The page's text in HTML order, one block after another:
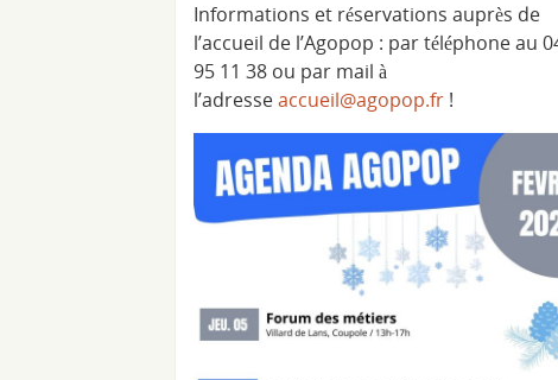
Informations et réservations auprès de
l’accueil de l’Agopop : par téléphone au
95 11 38 ou par mail à
l’adresseaccueil@agopop.fr !